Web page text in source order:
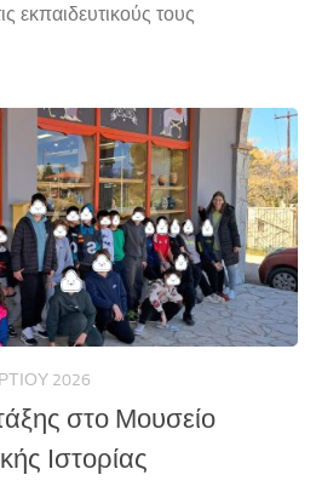
εκπαιδευτικούς τους
2026
στο Μουσείο
Ιστορίας